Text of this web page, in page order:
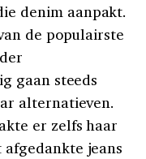
denim aanpakt.
de populairste
gaan steeds
alternatieven.
er zelfs haar
jeans